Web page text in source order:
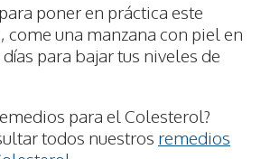
poner en práctica este
una manzana con piel en
para bajar tus niveles de
para el Colesterol?
todos nuestros remedios